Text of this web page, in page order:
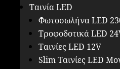
Ταινία LED
Φωτοσωλήνα LED
Τροφοδοτικά LED
Ταινίες LED 12V
Slim Ταινίες LED